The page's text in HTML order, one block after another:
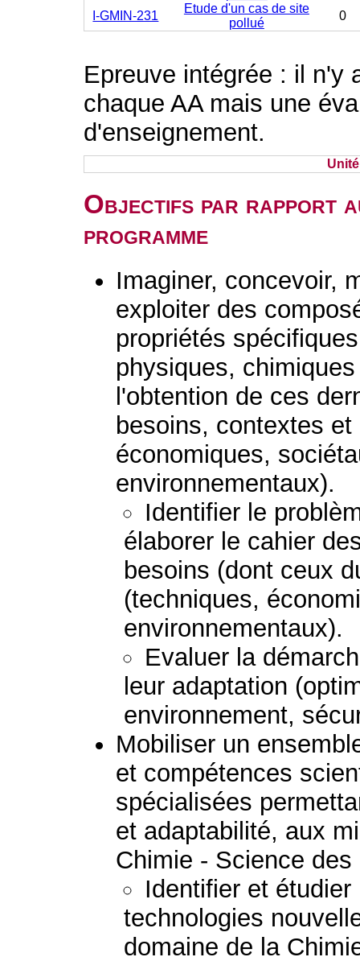
I-GMIN-231
Etude d'un cas de site
pollué
0
Epreuve intégrée : il n'y
chaque AA mais une
d'enseignement.
Objectifs par rapport
programme
Imaginer, concevoir,
exploiter des
propriétés
physiques,
l'obtention de ces
besoins, contextes
économiques,
environnementaux).
Identifier le
élaborer le cahier
besoins (dont ceux
(techniques,
environnementaux).
Evaluer la
leur adaptation
environnement,
Mobiliser un
et compétences
spécialisées
et adaptabilité, aux
Chimie - Science
Identifier et
technologies
domaine de la